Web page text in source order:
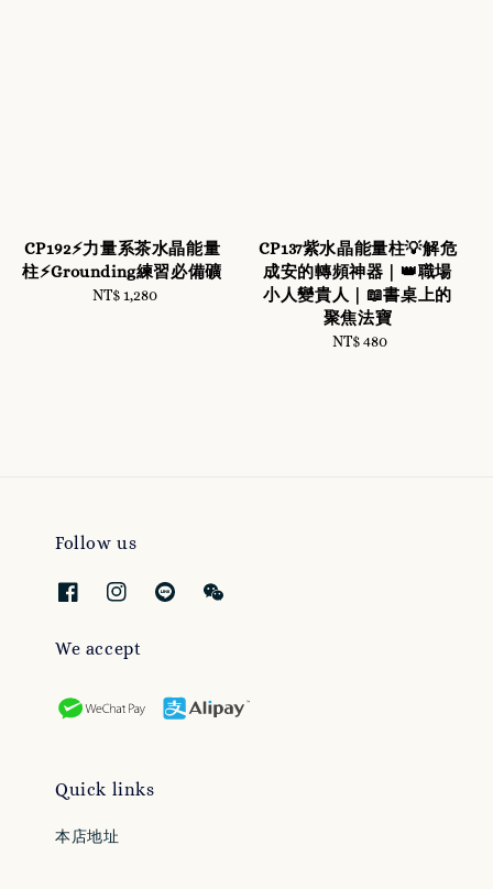
CP192⚡️力量系茶水晶能量
柱⚡️Grounding練習必備礦
Regular
NT$ 1,280
CP137紫水晶能量柱💡解危
成安的轉頻神器｜👑職場
小人變貴人｜📖書桌上的
聚焦法寶
Regular
NT$ 480
Follow us
We accept
Quick links
本店地址